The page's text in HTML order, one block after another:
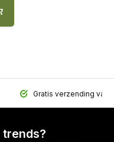
Gratis verzending